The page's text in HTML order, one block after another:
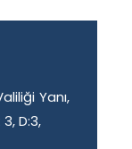
Yanı,
D:3,